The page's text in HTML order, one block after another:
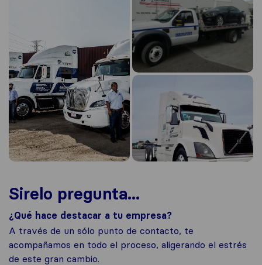
Sirelo pregunta...
¿Qué hace destacar a tu empresa?
A través de un sólo punto de contacto, te
acompañamos en todo el proceso, aligerando el estrés
de este gran cambio.